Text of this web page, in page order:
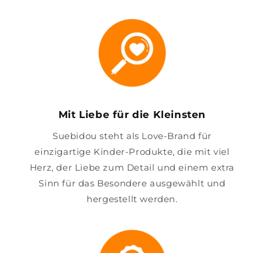
Mit Liebe für die Kleinsten
Suebidou steht als Love-Brand für
einzigartige Kinder-Produkte, die mit viel
Herz, der Liebe zum Detail und einem extra
Sinn für das Besondere ausgewählt und
hergestellt werden.